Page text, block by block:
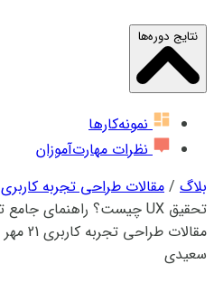
نتایج دوره‌ها
نمونه‌کارها
نظرات مهارت‌آموزان
بلاگ / مقالات طراحی تجربه کاربری
تحقیق UX چیست؟ راهنمای جامع تحقیق کاربر (UX Research)
مقالات طراحی تجربه کاربری 21 مهر 1403
سعیدی